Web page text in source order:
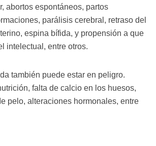
abortos espontáneos, partos
parálisis cerebral, retraso del
espina bífida, y propensión a que
intelectual, entre otros.
también puede estar en peligro.
falta de calcio en los huesos,
pelo, alteraciones hormonales, entre